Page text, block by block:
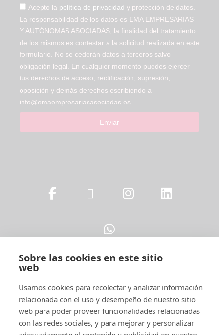
Acepto la política de privacidad y protección de datos.
La responsabilidad de los datos es EMA EMPRESARIAS
Y AUTÓNOMAS ASOCIADAS, la finalidad del tratamiento
de los mismos es contestar a la solicitud realizada en este
formulario. No se cederán datos a terceros salvo
obligación legal. En cualquier momento puedes ejercer
tus derechos de acceso, rectificación, supresión,
oposición y demás derechos escribiendo a
info@emaempresariasasociadas.es
Enviar
Legal
Sobre las cookies en este sitio
web
Usamos cookies para recolectar y analizar información
relacionada con el uso y desempeño de nuestro sitio
web para poder proveer funcionalidades relacionadas
con las redes sociales, y para mejorar y personalizar